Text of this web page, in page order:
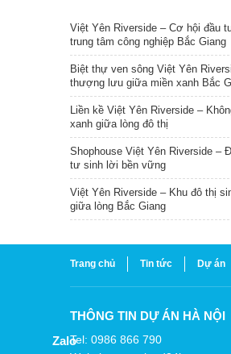
Việt Yên Riverside – Cơ hội đầu
trung tâm công nghiệp Bắc Giang
Biệt thự ven sông Việt Yên
thượng lưu giữa miền xanh Bắc
Liền kề Việt Yên Riverside –
xanh giữa lòng đô thị
Shophouse Việt Yên Riverside –
tư sinh lời bền vững
Việt Yên Riverside – Khu đô thị
giữa lòng Bắc Giang
Trang chủ Tin tức Dự án
THÔNG TIN DỰ ÁN HÀ NỘI
Tel: 0986 866 790
Zalo